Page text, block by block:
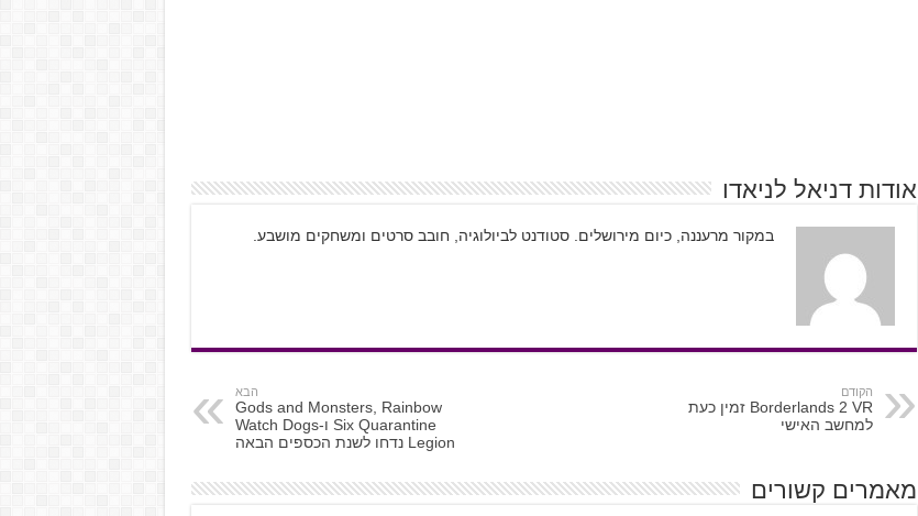
אודות דניאל לניאדו
במקור מרעננה, כיום מירושלים. סטודנט לביולוגיה, חובב סרטים ומשחקים מושבע.
הקודם
Borderlands 2 VR זמין כעת
למחשב האישי
הבא
Gods and Monsters, Rainbow
Six Quarantine ו-Watch Dogs
Legion נדחו לשנת הכספים הבאה
מאמרים קשורים